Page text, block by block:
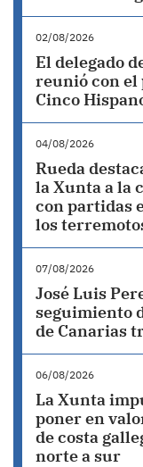
02/08/2026
El delegado
reunió con el
Cinco
04/08/2026
Rueda
la Xunta a la
con partidas
los
07/08/2026
José Luis
seguimiento
de Canarias
06/08/2026
La Xunta
poner en
de costa
norte a sur